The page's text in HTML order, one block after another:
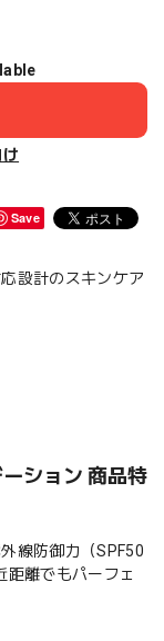
Save
設計のスキンケア
ション 商品特
線防御力（SPF50
距離でもパーフェ